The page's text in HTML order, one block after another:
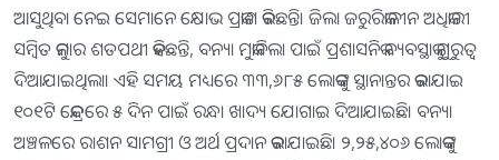
ଆସୁଥିବା ନେଇ ସେମାନେ କ୍ଷୋଭ ପ୍ରକାଶ କରିଛନ୍ତି। ଜିଲା ଜରୁରିକାଳୀନ ଅଧିକାରୀ
ସମ୍ବିତ କୁମାର ଶତପଥୀ କହିଛନ୍ତି, ବନ୍ୟା ମୁକାବିଲା ପାଇଁ ପ୍ରଶାସନିକ ବ୍ୟବସ୍ଥାକୁ ଗୁରୁତ୍ୱ
ଦିଆଯାଇଥିଲା। ଏହି ସମୟ ମଧ୍ୟରେ ୩୩,୬୮୫ ଲୋକଙ୍କୁ ସ୍ଥାନାନ୍ତର କରାଯାଇ
୧୦୧ଟି କେନ୍ଦ୍ରରେ ୫ ଦିନ ପାଇଁ ରନ୍ଧା ଖାଦ୍ୟ ଯୋଗାଇ ଦିଆଯାଇଛି। ବନ୍ୟା
ଅଞ୍ଚଳରେ ରାଶନ ସାମଗ୍ରୀ ଓ ଅର୍ଥ ପ୍ରଦାନ କରାଯାଇଛି। ୨,୨୫,୪୦୬ ଲୋକଙ୍କୁ